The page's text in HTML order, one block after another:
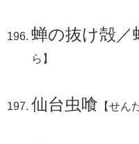
蝉の抜け殻／
ら】
仙台虫喰 【せん